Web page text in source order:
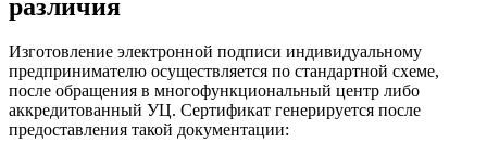
различия
Изготовление электронной подписи индивидуальному
предпринимателю осуществляется по стандартной схеме,
после обращения в многофункциональный центр либо
аккредитованный УЦ. Сертификат генерируется после
предоставления такой документации: